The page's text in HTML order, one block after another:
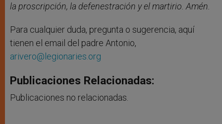
la proscripción, la defenestración y el martirio. Amén.
Para cualquier duda, pregunta o sugerencia, aquí
tienen el email del padre Antonio,
arivero@legionaries.org
Publicaciones Relacionadas:
Publicaciones no relacionadas.